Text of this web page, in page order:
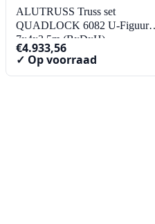
ALUTRUSS Truss set
QUADLOCK 6082 U-Figuur
7x4x3.5m (BxDxH)
€4.933,56
✓ Op voorraad